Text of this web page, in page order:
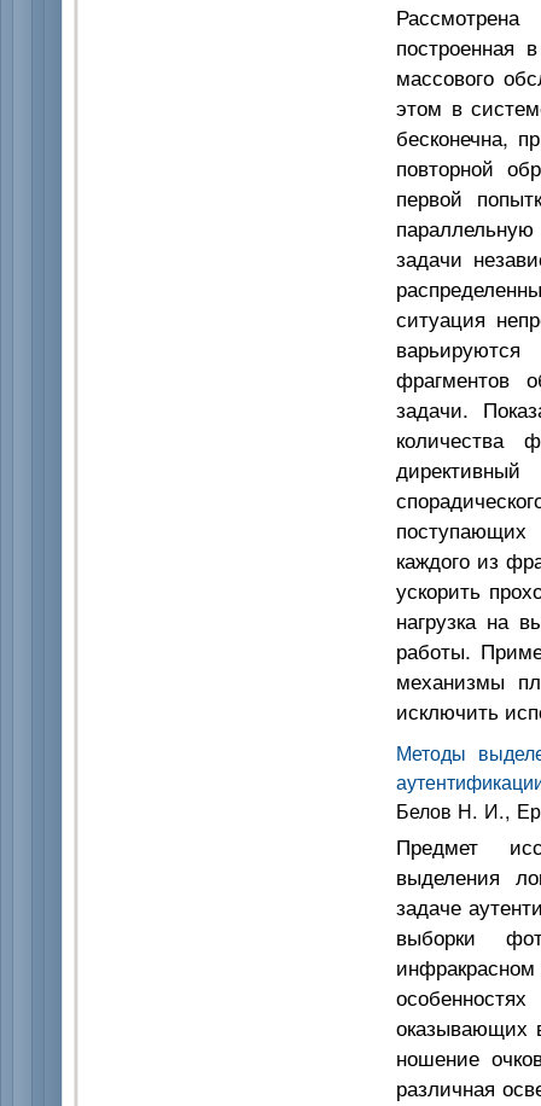
построенная
массового
этом в
бесконечна,
повторной
первой
задачи
ситуация
фрагментов
задачи.
количества
каждого из
ускорить
нагрузка на
работы.
механизмы
исключить
Методы
Белов Н. И.,
Предмет
выделения
задаче
выборки
оказывающих
ношение
различная